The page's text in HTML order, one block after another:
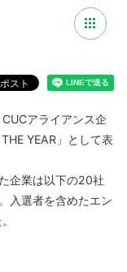
アライアンス企
YEAR」として表
企業は以下の20社
入選者を含めたエン